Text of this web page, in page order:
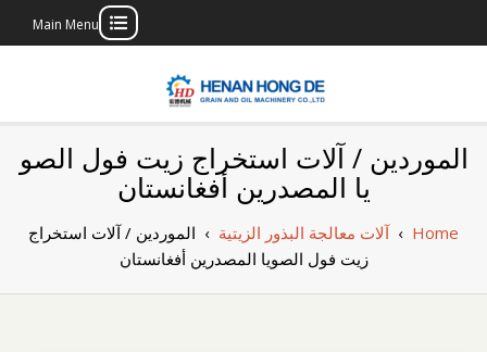
Main Menu
بناء مصنع إنتاج
الزيوت النباتية
الخاص بك
الموردين / آلات استخراج زيت فول الصو
يا المصدرين أفغانستان
Home
›آلات معالجة البذور الزيتية › الموردين / آلات استخراج
زيت فول الصويا المصدرين أفغانستان